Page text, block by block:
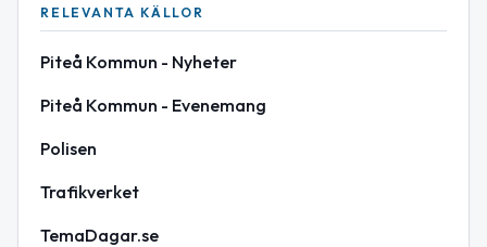
RELEVANTA KÄLLOR
Piteå Kommun - Nyheter
Piteå Kommun - Evenemang
Polisen
Trafikverket
TemaDagar.se